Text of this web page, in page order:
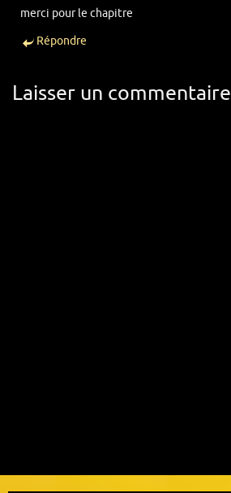
merci pour le chapitre
Répondre
Laisser un commentaire